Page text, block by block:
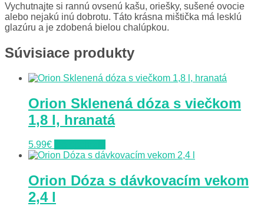
Vychutnajte si rannú ovsenú kašu, oriešky, sušené ovocie
alebo nejakú inú dobrotu. Táto krásna mištička má lesklú
glazúru a je zdobená bielou chalúpkou.
Súvisiace produkty
Orion Sklenená dóza s viečkom
1,8 l, hranatá
5.99€
Orion Dóza s dávkovacím vekom
2,4 l